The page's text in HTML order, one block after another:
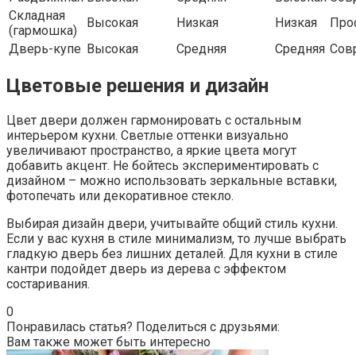
Складная
(гармошка)
Высокая Низкая Низкая
Дверь-купе Высокая Средняя Средняя
Цветовые решения и дизайн
Цвет двери должен гармонировать с остальным
интерьером кухни. Светлые оттенки визуально
увеличивают пространство, а яркие цвета могут
добавить акцент. Не бойтесь экспериментировать с
дизайном – можно использовать зеркальные вставки,
фотопечать или декоративное стекло.
Выбирая дизайн двери, учитывайте общий стиль кухни.
Если у вас кухня в стиле минимализм, то лучше выбрать
гладкую дверь без лишних деталей. Для кухни в стиле
кантри подойдет дверь из дерева с эффектом
состаривания.
0
Понравилась статья? Поделиться с друзьями:
Вам также может быть интересно